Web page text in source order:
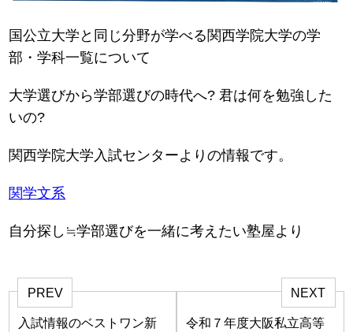
国公立大学と同じ分野が学べる関西学院大学の学
部・学科一覧について
大学選びから学部選びの時代へ? 君は何を勉強した
いの?
関西学院大学入試センターよりの情報です。
関学文系
自分探し≒学部選びを一緒に考えたい塾屋より
PREV
入試情報のベストワン新
NEXT
令和７年度大阪私立高等